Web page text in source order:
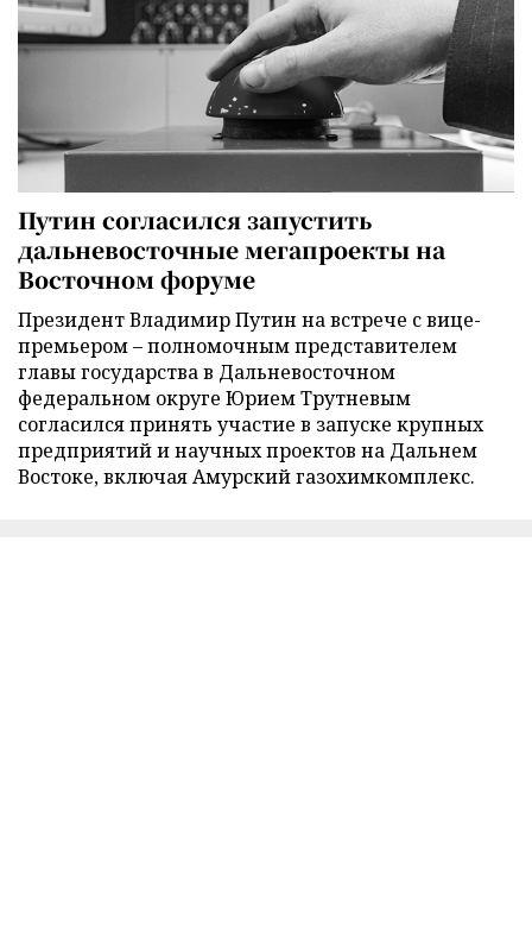
Путин согласился запустить
дальневосточные мегапроекты на
Восточном форуме
Президент Владимир Путин на встрече с вице-
премьером – полномочным представителем
главы государства в Дальневосточном
федеральном округе Юрием Трутневым
согласился принять участие в запуске крупных
предприятий и научных проектов на Дальнем
Востоке, включая Амурский газохимкомплекс.